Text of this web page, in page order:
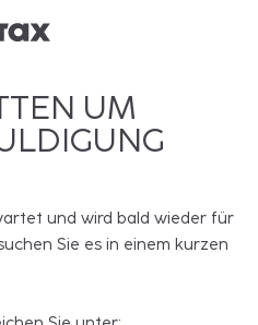
UM
und wird bald wieder für
Sie es in einem kurzen